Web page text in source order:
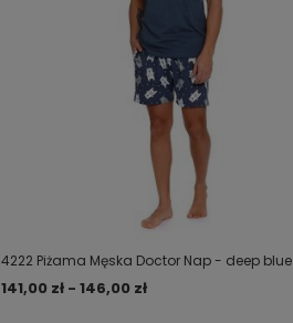
4222 Piżama Męska Doctor Nap - deep blue
141,00 zł - 146,00 zł